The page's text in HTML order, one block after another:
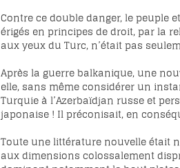
Contre ce double danger, le peuple
érigés en principes de droit, par la
aux yeux du Turc, n’était pas
Après la guerre balkanique, une
elle, sans même considérer un
Turquie à l’Azerbaïdjan russe et
japonaise ! Il préconisait, en
Toute une littérature nouvelle était
aux dimensions colossalement